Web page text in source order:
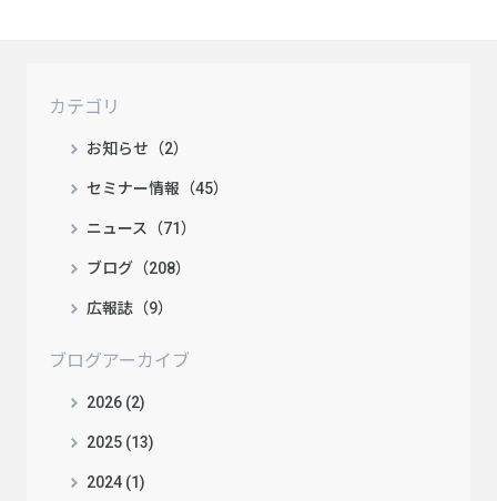
カテゴリ
お知らせ（2）
セミナー情報（45）
ニュース（71）
ブログ（208）
広報誌（9）
ブログアーカイブ
2026 (2)
2025 (13)
2024 (1)